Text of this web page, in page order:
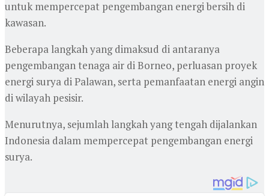
untuk mempercepat pengembangan energi bersih di
kawasan.
Beberapa langkah yang dimaksud di antaranya
pengembangan tenaga air di Borneo, perluasan proyek
energi surya di Palawan, serta pemanfaatan energi angin
di wilayah pesisir.
Menurutnya, sejumlah langkah yang tengah dijalankan
Indonesia dalam mempercepat pengembangan energi
surya.